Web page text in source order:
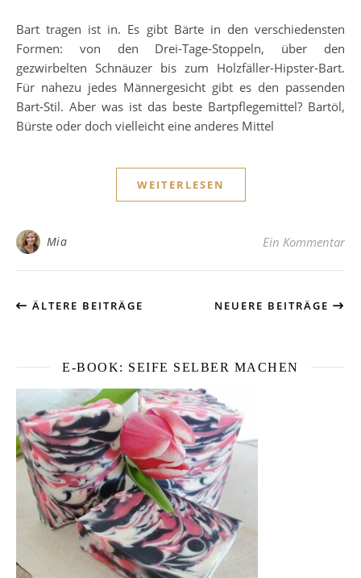
Bart tragen ist in. Es gibt Bärte in den verschiedensten
Formen: von den Drei-Tage-Stoppeln, über den
gezwirbelten Schnäuzer bis zum Holzfäller-Hipster-Bart.
Für nahezu jedes Männergesicht gibt es den passenden
Bart-Stil. Aber was ist das beste Bartpflegemittel? Bartöl,
Bürste oder doch vielleicht eine anderes Mittel
WEITERLESEN
Mia Ein Kommentar
ÄLTERE BEITRÄGE NEUERE BEITRÄGE
E-BOOK: SEIFE SELBER MACHEN